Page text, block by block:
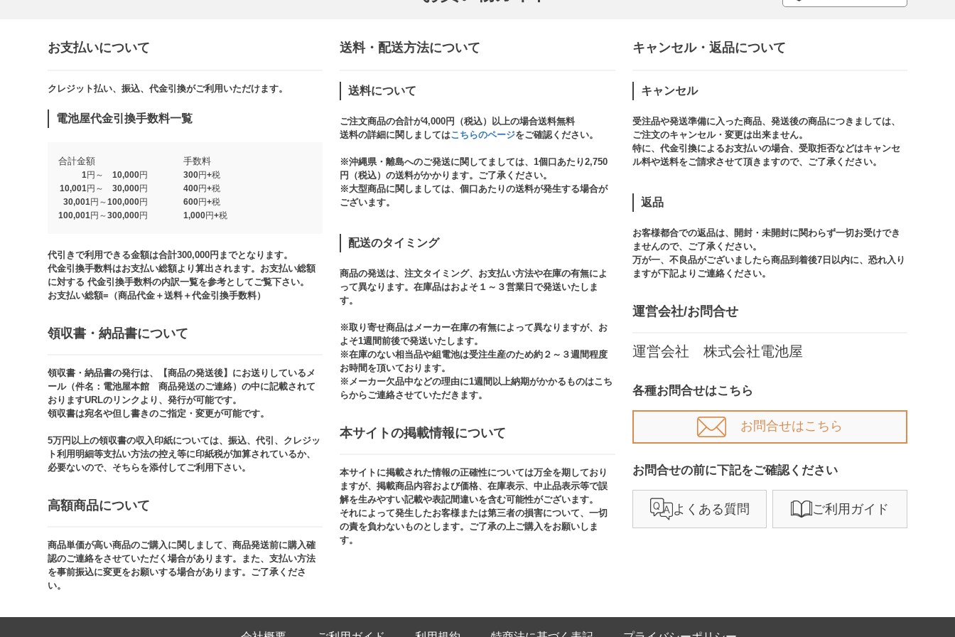
お支払いについて
クレジット払い、振込、代金引換がご利用いただけます。​​
電池屋代金引換手数料一覧
合計金額 手数料
1円～ 10,000円
300円+税
10,001円～ 30,000円
400円+税
30,001円～100,000円
600円+税
100,001円～300,000円
1,000円+税​
代引きで利用できる金額は合計300,000円までとなります。
代金引換手数料はお支払い総額より算出されます。お支払い総額
に対する 代金引換手数料の内訳一覧を参考としてご覧下さい。​
お支払い総額=（商品代金＋送料＋代金引換手数料）​
領収書・納品書について​
領収書・納品書の発行は、【商品の発送後】にお送りしているメ
ール（件名：電池屋本館 商品発送のご連絡）の中に記載されて
おりますURLのリンクより、発行が可能です。
領収書は宛名や但し書きのご指定・変更が可能です。​​
5万円以上の領収書の収入印紙については、振込、代引、クレジッ
ト利用明細等支払い方法の控え等に印紙税が加算されているか、
必要ないので、そちらを添付してご利用下さい。
高額商品について​
商品単価が高い商品のご購入に関しまして、商品発送前に購入確
認のご連絡をさせていただく場合があります。また、支払い方法
を事前振込に変更をお願いする場合があります。ご了承くださ
い。​
送料・配送方法について​
送料について
ご注文商品の合計が4,000円（税込）以上の場合送料無料
送料の詳細に関しましてはこちらのページをご確認ください。​
※沖縄県・離島へのご発送に関してましては、1個口あたり2,750
円（税込）の送料がかかります。ご了承ください。
※大型商品に関しましては、個口あたりの送料が発生する場合が
ございます。​
配送のタイミング
商品の発送は、注文タイミング、お支払い方法や在庫の有無によ
って異なります。在庫品はおよそ１～３営業日で発送いたしま
す。​
※取り寄せ商品はメーカー在庫の有無によって異なりますが、お
よそ1週間前後で発送いたします。
※在庫のない相当品や組電池は受注生産のため約２～３週間程度
お時間を頂いております。​
※メーカー欠品中などの理由に1週間以上納期がかかるものはこち
らからご連絡させていただきます。
本サイトの掲載情報について​
本サイトに掲載された情報の正確性については万全を期しており
ますが、掲載商品内容および価格、在庫表示、中止品表示等で誤
解を生みやすい記載や表記間違いを含む可能性がございます。​
それによって発生したお客様または第三者の損害について、一切
の責を負わないものとします。ご了承の上ご購入をお願いしま
す。
キャンセル・返品について​
キャンセル
受注品や発送準備に入った商品、発送後の商品につきましては、
ご注文のキャンセル・変更は出来ません。​
特に、代金引換によるお支払いの場合、受取拒否などはキャンセ
ル料や送料をご請求させて頂きますので、ご了承ください。​
返品
お客様都合での返品は、開封・未開封に関わらず一切お受けでき
ませんので、ご了承ください。​​
万が一、不良品がございましたら商品到着後7日以内に、恐れ入り
ますが下記よりご連絡ください。
運営会社/お問合せ​
運営会社 株式会社電池屋
各種お問合せはこちら
お問合せはこちら
お問合せの前に下記をご確認ください​
よくある質問 ご利用ガイド